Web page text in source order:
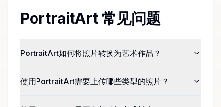
PortraitArt 常见问题
PortraitArt如何将照片转换为艺术作品？
使用PortraitArt需要上传哪些类型的照片？